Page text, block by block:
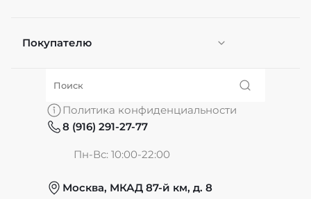
Персонификация
Покупателю
О нас
Обмен и возврат
Политика конфиденциальности
8 (916) 291-27-77
Пн-Вс: 10:00-22:00
Москва, МКАД 87-й км, д. 8